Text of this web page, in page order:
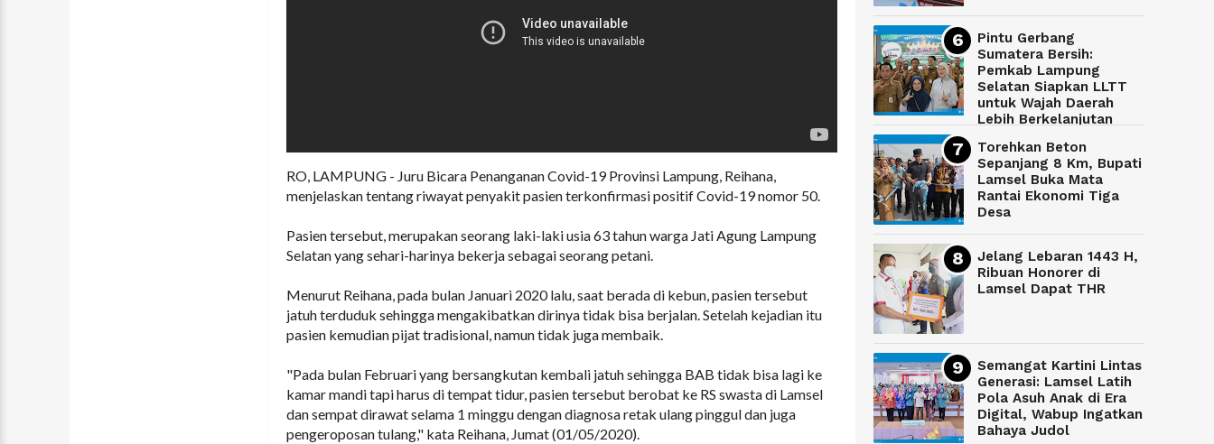
RO, LAMPUNG - Juru Bicara Penanganan Covid-19 Provinsi Lampung, Reihana,
menjelaskan tentang riwayat penyakit pasien terkonfirmasi positif Covid-19 nomor 50.
Pasien tersebut, merupakan seorang laki-laki usia 63 tahun warga Jati Agung Lampung
Selatan yang sehari-harinya bekerja sebagai seorang petani.
Menurut Reihana, pada bulan Januari 2020 lalu, saat berada di kebun, pasien tersebut
jatuh terduduk sehingga mengakibatkan dirinya tidak bisa berjalan. Setelah kejadian itu
pasien kemudian pijat tradisional, namun tidak juga membaik.
"Pada bulan Februari yang bersangkutan kembali jatuh sehingga BAB tidak bisa lagi ke
kamar mandi tapi harus di tempat tidur, pasien tersebut berobat ke RS swasta di Lamsel
dan sempat dirawat selama 1 minggu dengan diagnosa retak ulang pinggul dan juga
pengeroposan tulang," kata Reihana, Jumat (01/05/2020).
Pintu Gerbang
Sumatera Bersih:
Pemkab Lampung
Selatan Siapkan LLTT
untuk Wajah Daerah
Lebih Berkelanjutan
Torehkan Beton
Sepanjang 8 Km, Bupati
Lamsel Buka Mata
Rantai Ekonomi Tiga
Desa
Jelang Lebaran 1443 H,
Ribuan Honorer di
Lamsel Dapat THR
Semangat Kartini Lintas
Generasi: Lamsel Latih
Pola Asuh Anak di Era
Digital, Wabup Ingatkan
Bahaya Judol